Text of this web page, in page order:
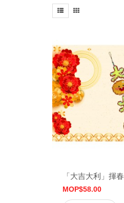
「大吉大利」揮春
MOP$58.00